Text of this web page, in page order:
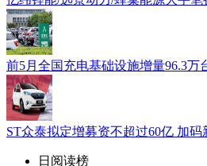
前5月全国充电基础设施增量96.3万
ST众泰拟定增募资不超过60亿 加码
日阅读榜